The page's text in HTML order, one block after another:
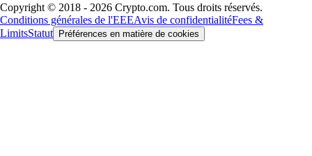
Copyright © 2018 - 2026 Crypto.com. Tous droits réservés.
Conditions générales de l'EEEAvis de confidentialitéFees &
LimitsStatut Préférences en matière de cookies